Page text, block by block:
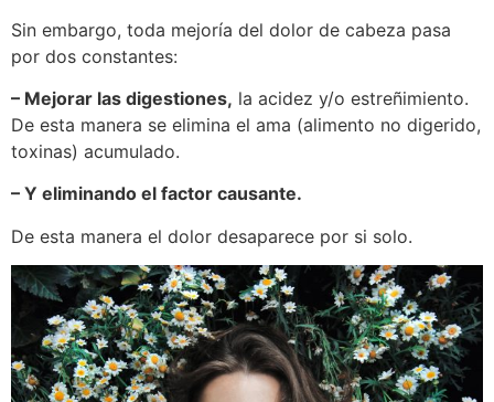
Sin embargo, toda mejoría del dolor de cabeza pasa
por dos constantes:
– Mejorar las digestiones, la acidez y/o estreñimiento.
De esta manera se elimina el ama (alimento no digerido,
toxinas) acumulado.
– Y eliminando el factor causante.
De esta manera el dolor desaparece por si solo.